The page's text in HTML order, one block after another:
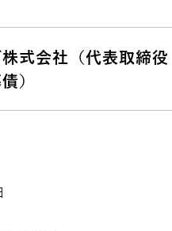
式会社（代表取締
）